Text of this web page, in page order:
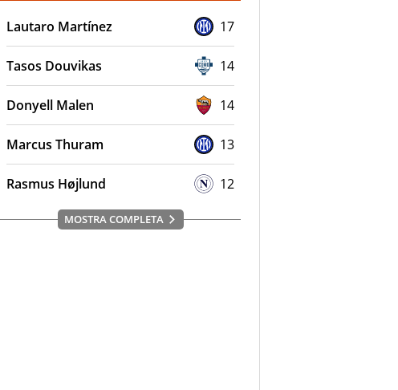
Lautaro Martínez 17
Tasos Douvikas 14
Donyell Malen 14
Marcus Thuram 13
Rasmus Højlund 12
MOSTRA COMPLETA